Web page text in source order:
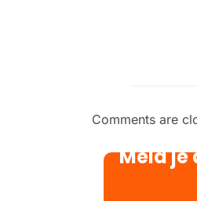
Comments are
Meld je